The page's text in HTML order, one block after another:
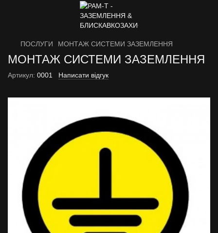
ПОСЛУГИ МОНТАЖ СИСТЕМИ ЗАЗЕМЛЕННЯ
МОНТАЖ СИСТЕМИ ЗАЗЕМЛЕННЯ
Артикул: 0001 Написати відгук